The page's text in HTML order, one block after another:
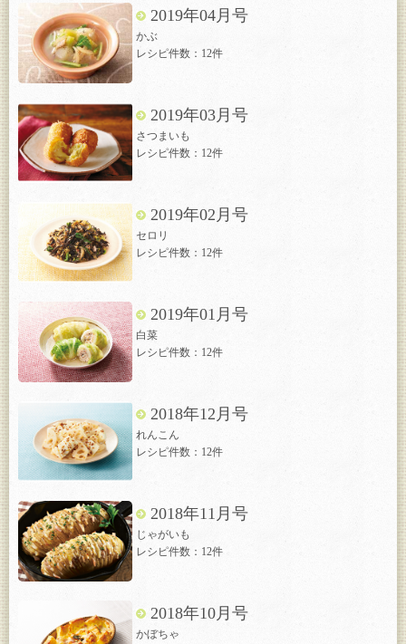
2019年04月号
かぶ
レシピ件数：12件
2019年03月号
さつまいも
レシピ件数：12件
2019年02月号
セロリ
レシピ件数：12件
2019年01月号
白菜
レシピ件数：12件
2018年12月号
れんこん
レシピ件数：12件
2018年11月号
じゃがいも
レシピ件数：12件
2018年10月号
かぼちゃ